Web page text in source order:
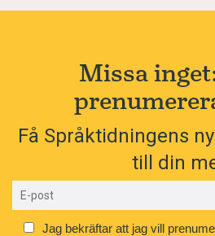
Missa
Få Språktidningens
till din
Jag bekräftar att jag vill